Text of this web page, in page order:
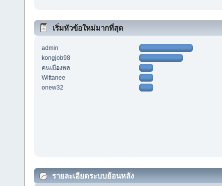
เริ่มหัวข้อใหม่มากที่สุด
admin
kongjob98
คนเมืองพล
Wittanee
onew32
รายละเอียดระบบย้อนหลัง